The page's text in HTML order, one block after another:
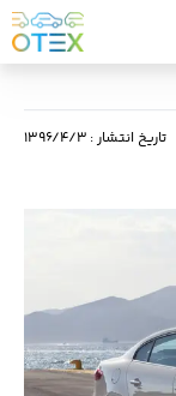
تاریخ انتشار: ۱۳۹۶/۴/۳